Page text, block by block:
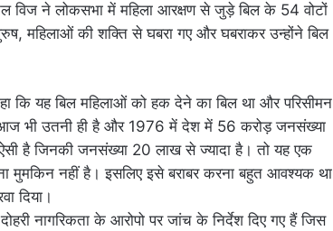
विज ने लोकसभा में महिला आरक्षण से जुड़े बिल के 54 वोटों
पुरुष, महिलाओं की शक्ति से घबरा गए और घबराकर उन्होंने बिल
कि यह बिल महिलाओं को हक देने का बिल था और परिसीमन
भी उतनी ही है और 1976 में देश में 56 करोड़ जनसंख्या
है जिनकी जनसंख्या 20 लाख से ज्यादा है। तो यह एक
मुमकिन नहीं है। इसलिए इसे बराबर करना बहुत आवश्यक था
दिया।
दोहरी नागरिकता के आरोपो पर जांच के निर्देश दिए गए हैं जिस